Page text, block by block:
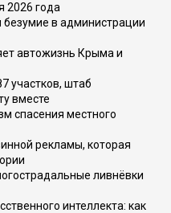
2026 года
безумие в администрации
автожизнь Крыма и
участков, штаб
вместе
спасения местного
рекламы, которая
ливнёвки
интеллекта: как